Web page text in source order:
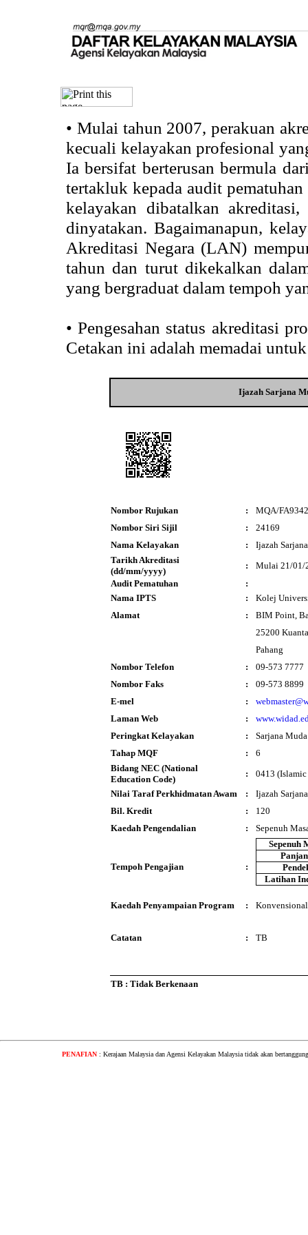
• Mulai tahun 2007, perakuan
kecuali kelayakan profesional
Ia bersifat berterusan bermula
tertakluk kepada audit
kelayakan dibatalkan
dinyatakan. Bagaimanapun,
Akreditasi Negara (LAN)
tahun dan turut dikekalkan
yang bergraduat dalam tempoh
• Pengesahan status akreditasi
Cetakan ini adalah memadai
Ijazah Sarjana
Nombor Rujukan :
MQA/FA9342
Nombor Siri Sijil
:
24169
Nama Kelayakan
:
Ijazah
Tarikh Akreditasi
(dd/mm/yyyy)
:
Mulai 21/01/
Audit Pematuhan
:
Nama IPTS
:
Kolej
Alamat
:
BIM Point,
25200
Pahang
Nombor Telefon
:
09-573 7777
Nombor Faks
:
09-573 8899
E-mel
:
Laman Web
:
Peringkat Kelayakan
:
Sarjana Muda
Tahap MQF
:
6
Bidang NEC (National
Education Code)
:
0413
Nilai Taraf Perkhidmatan Awam
:
Ijazah
Bil. Kredit
:
120
Kaedah Pengendalian
: Sepenuh
Tempoh Pengajian :
Sepenuh
Latihan
Kaedah Penyampaian Program : Konvensional
Catatan : TB
TB : Tidak Berkenaan
PENAFIAN : Kerajaan Malaysia dan Agensi Kelayakan Malaysia tidak akan